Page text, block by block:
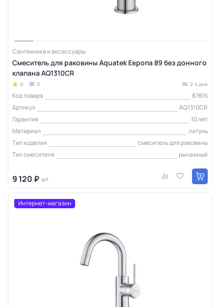
Сантехника и аксессуары
Смеситель для раковины Aquatek Европа 89 без донного
клапана AQ1310CR
0 0 2-4 дня
Код товара
87816
Артикул
AQ1310CR
Гарантия
10 лет
Материал
латунь
Тип изделия
смеситель для раковины
Тип смесителя
рычажный
9 120 ₽ шт
Интернет-магазин